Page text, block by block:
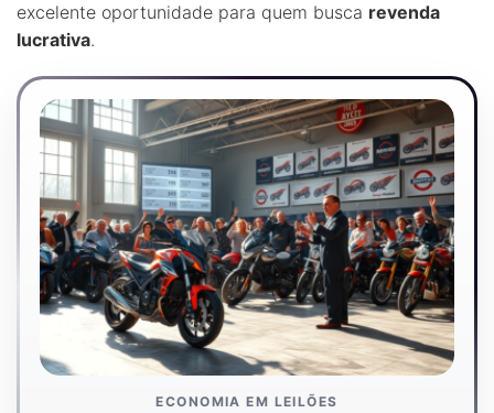
excelente oportunidade para quem busca revenda
lucrativa.
ECONOMIA EM LEILÕES